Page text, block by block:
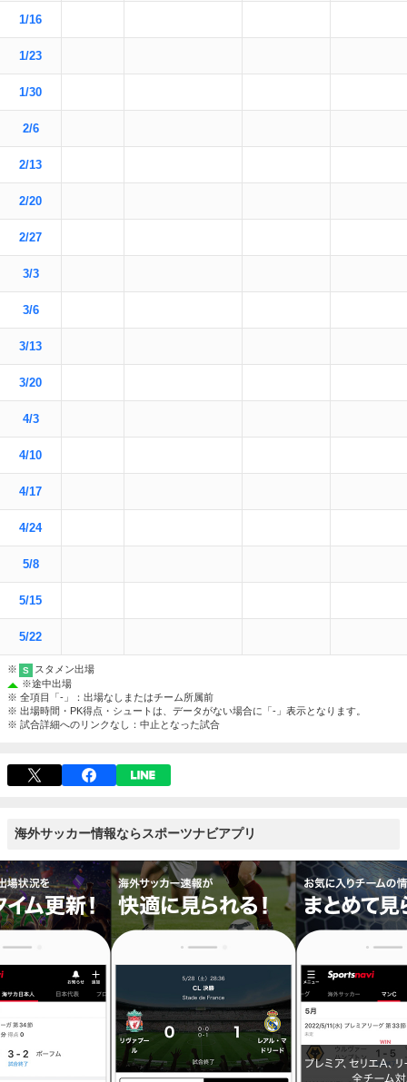
1/16
1/23
1/30
2/6
2/13
2/20
2/27
3/3
3/6
3/13
3/20
4/3
4/10
4/17
4/24
5/8
5/15
5/22
※ S
スタメン出場
※途中出場
※ 全項目「-」：出場なしまたはチーム所属前
※ 出場時間・PK得点・シュートは、データがない場合に「-」表示となります。
※ 試合詳細へのリンクなし：中止となった試合
海外サッカー情報ならスポーツナビアプリ